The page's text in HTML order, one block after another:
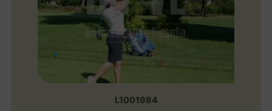
L1001984